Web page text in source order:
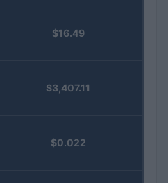
$16.49
$3,407.11
$0.022